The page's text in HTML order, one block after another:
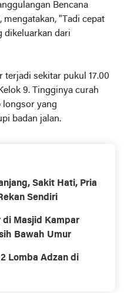
Bencana
mengatakan, "Tadi cepat
dikeluarkan dari
terjadi sekitar pukul 17.00
9. Tingginya curah
longsor yang
badan jalan.
Sakit Hati, Pria
Sendiri
di Masjid Kampar
Bawah Umur
Lomba Adzan di